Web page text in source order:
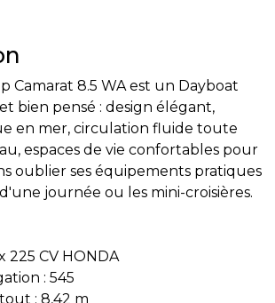
Camarat 8.5 WA est un Dayboat
bien pensé : design élégant,
en mer, circulation fluide toute
espaces de vie confortables pour
oublier ses équipements pratiques
journée ou les mini-croisières.
225 CV HONDA
: 545
: 8,42 m